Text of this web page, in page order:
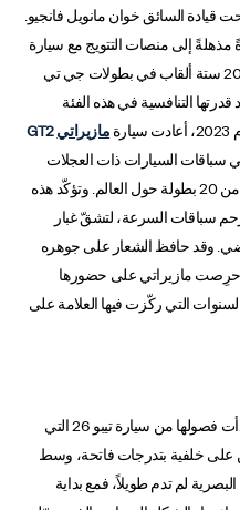
العالم للفورمولا 1 في عام 1957 تحت قيادة السائق خوان مانويل فانجيو.
إلى منصات التتويج مع سيارة
التي حققت بين عاميّ 2005 و2010 ستة ألقاب في بطولات جي تي
قدرتها التنافسية في هذه الفئة
مازيراتي GT2
سباقات السيارات ذات العجلات
المغلقة، ويمكنها اليوم المشاركة في أكثر من 20 بطولة حول العالم. وتؤكّد هذه
سباقات السرعة، لتشقّ غبار
وقد حافظ الشعار على جوهره
حرِصت مازيراتي على حضورها
التي ركّزت فيها العلامة على
شهد شعار مازيراتي رحلة تطوّر فريدة، بدأت فصولها من سيارة تيبو 26 التي
على خلفية بتدرجات فاتحة، وسط
لم تدم طويلاً، فمع بداية